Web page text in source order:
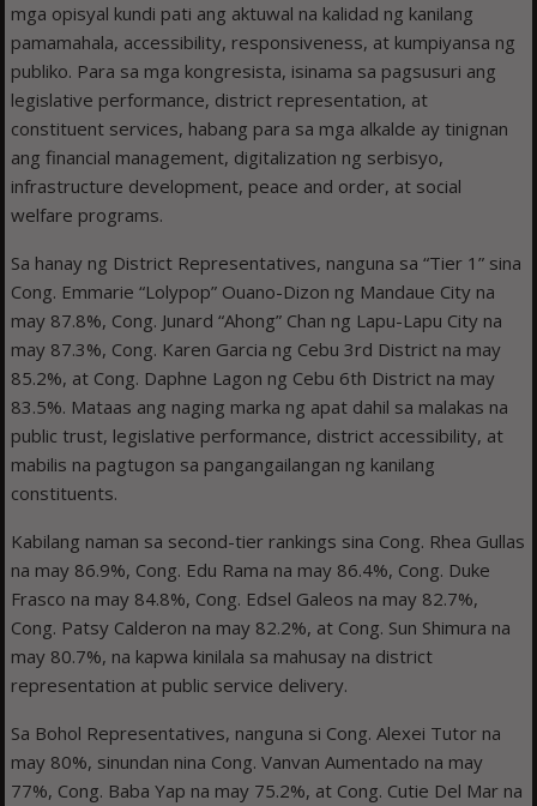
mga opisyal kundi pati ang aktuwal na kalidad ng kanilang
pamamahala, accessibility, responsiveness, at kumpiyansa ng
publiko. Para sa mga kongresista, isinama sa pagsusuri ang
legislative performance, district representation, at
constituent services, habang para sa mga alkalde ay tinignan
ang financial management, digitalization ng serbisyo,
infrastructure development, peace and order, at social
welfare programs.
Sa hanay ng District Representatives, nanguna sa “Tier 1” sina
Cong. Emmarie “Lolypop” Ouano-Dizon ng Mandaue City na
may 87.8%, Cong. Junard “Ahong” Chan ng Lapu-Lapu City na
may 87.3%, Cong. Karen Garcia ng Cebu 3rd District na may
85.2%, at Cong. Daphne Lagon ng Cebu 6th District na may
83.5%. Mataas ang naging marka ng apat dahil sa malakas na
public trust, legislative performance, district accessibility, at
mabilis na pagtugon sa pangangailangan ng kanilang
constituents.
Kabilang naman sa second-tier rankings sina Cong. Rhea Gullas
na may 86.9%, Cong. Edu Rama na may 86.4%, Cong. Duke
Frasco na may 84.8%, Cong. Edsel Galeos na may 82.7%,
Cong. Patsy Calderon na may 82.2%, at Cong. Sun Shimura na
may 80.7%, na kapwa kinilala sa mahusay na district
representation at public service delivery.
Sa Bohol Representatives, nanguna si Cong. Alexei Tutor na
may 80%, sinundan nina Cong. Vanvan Aumentado na may
77%, Cong. Baba Yap na may 75.2%, at Cong. Cutie Del Mar na